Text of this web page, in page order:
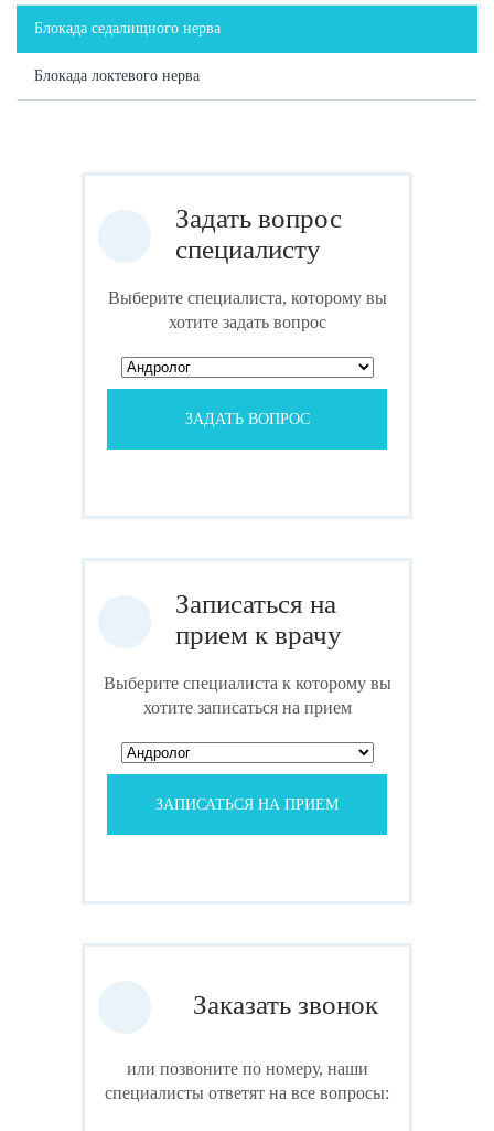
Блокада седалищного нерва
Блокада локтевого нерва
Задать вопрос
специалисту
Выберите специалиста, которому вы
хотите задать вопрос
ЗАДАТЬ ВОПРОС
Записаться на
прием к врачу
Выберите специалиста к которому вы
хотите записаться на прием
ЗАПИСАТЬСЯ НА ПРИЕМ
Заказать звонок
или позвоните по номеру, наши
специалисты ответят на все вопросы: